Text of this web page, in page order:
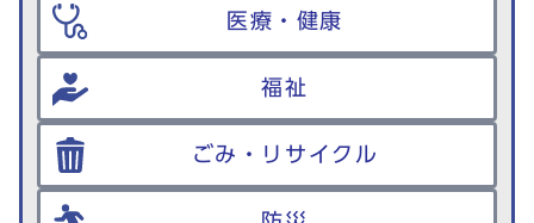
医療・健康
福祉
ごみ・リサイクル